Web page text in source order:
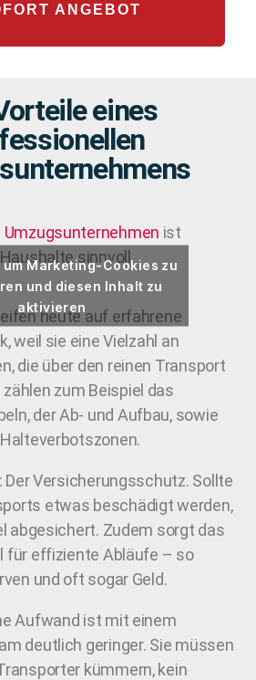
ANGEBOT
eines
Umzugsunternehmen ist
sinnvoll.
um Marketing-Cookies zu
und diesen Inhalt zu
aktivieren
heute auf erfahrene
weil sie eine Vielzahl an
die über den reinen Transport
zum Beispiel das
der Ab- und Aufbau, sowie
Der Versicherungsschutz. Sollte
etwas beschädigt werden,
abgesichert. Zudem sorgt das
für effiziente Abläufe – so
und oft sogar Geld.
Aufwand ist mit einem
deutlich geringer. Sie müssen
kümmern, kein